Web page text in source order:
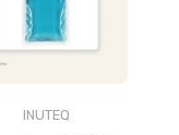
INUTEQ